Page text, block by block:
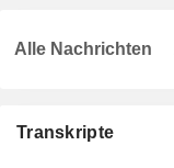
Transkripte
Alle Nachrichten